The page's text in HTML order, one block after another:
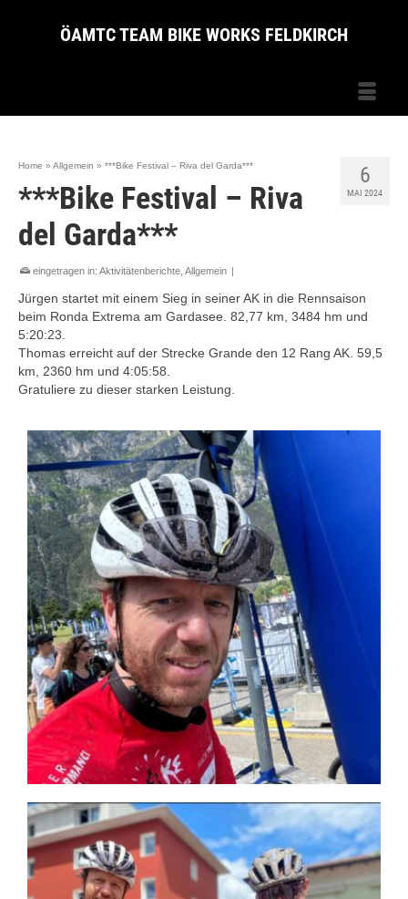
ÖAMTC TEAM BIKE WORKS FELDKIRCH
6
MAI 2024
Home » Allgemein » ***Bike Festival – Riva del Garda***
***Bike Festival – Riva
del Garda***
eingetragen in: Aktivitätenberichte Allgemein |
Jürgen startet mit einem Sieg in seiner AK in die Rennsaison
beim Ronda Extrema am Gardasee. 82,77 km, 3484 hm und
5:20:23.
Thomas erreicht auf der Strecke Grande den 12 Rang AK. 59,5
km, 2360 hm und 4:05:58.
Gratuliere zu dieser starken Leistung.